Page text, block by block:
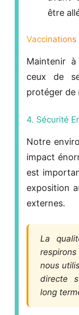
être
Vaccinations
Maintenir
ceux de
protéger de
4. Sécurité
Notre
impact
est
exposition
externes.
La
nous
directe
long